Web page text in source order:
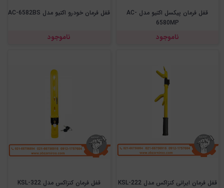
قفل فرمان پیکسل اکتیو مدل AC-
6580MP
ناموجود
قفل فرمان خودرو اکتیو مدل AC-6582BS
ناموجود
قفل فرمان ایرانی کنزاکس مدل KSL-222 قفل فرمان کنزاکس مدل KSL-322